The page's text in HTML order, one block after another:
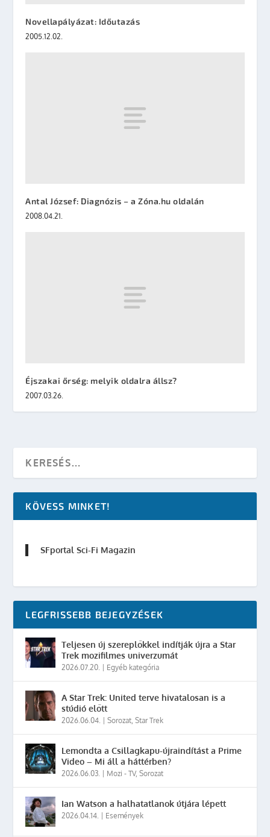
Novellapályázat: Időutazás
2005.12.02.
Antal József: Diagnózis – a Zóna.hu oldalán
2008.04.21.
Éjszakai őrség: melyik oldalra állsz?
2007.03.26.
KÖVESS MINKET!
SFportal Sci-Fi Magazin
LEGFRISSEBB BEJEGYZÉSEK
Teljesen új szereplőkkel indítják újra a Star
Trek mozifilmes univerzumát
2026.07.20. Egyéb kategória
A Star Trek: United terve hivatalosan is a
stúdió előtt
2026.06.04. |Sorozat ,Star Trek
Lemondta a Csillagkapu-újraindítást a Prime
Video – Mi áll a háttérben?
2026.06.03. Mozi - TV,Sorozat
Ian Watson a halhatatlanok útjára lépett
2026.04.14. Események